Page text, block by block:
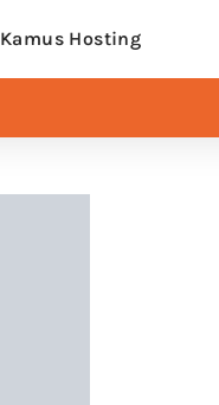
Kamus Hosting